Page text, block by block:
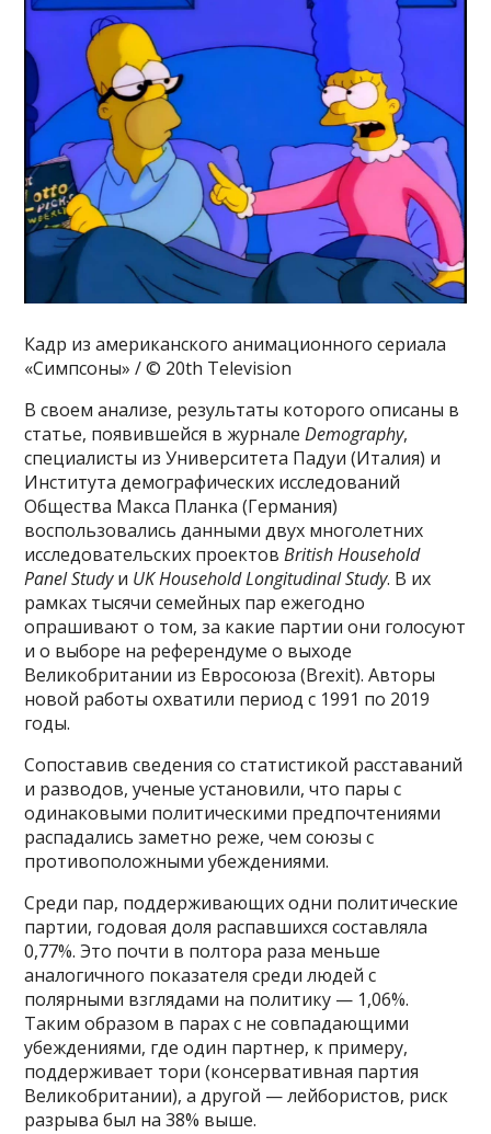
Кадр из американского анимационного сериала
«Симпсоны» / © 20th Television
В своем анализе, результаты которого описаны в
статье, появившейся в журналеDemography,
специалисты из Университета Падуи (Италия) и
Института демографических исследований
Общества Макса Планка (Германия)
воспользовались данными двух многолетних
исследовательских проектовBritish Household
Panel Studyи UK Household Longitudinal Study. В их
рамках тысячи семейных пар ежегодно
опрашивают о том, за какие партии они голосуют
и о выборе на референдуме о выходе
Великобритании из Евросоюза (Brexit). Авторы
новой работы охватили период с 1991 по 2019
годы.
Сопоставив сведения со статистикой расставаний
и разводов, ученые установили, что пары с
одинаковыми политическими предпочтениями
распадались заметно реже, чем союзы с
противоположными убеждениями.
Среди пар, поддерживающих одни политические
партии, годовая доля распавшихся составляла
0,77%. Это почти в полтора раза меньше
аналогичного показателя среди людей с
полярными взглядами на политику — 1,06%.
Таким образом в парах с не совпадающими
убеждениями, где один партнер, к примеру,
поддерживает тори (консервативная партия
Великобритании), а другой — лейбористов, риск
разрыва был на 38% выше.